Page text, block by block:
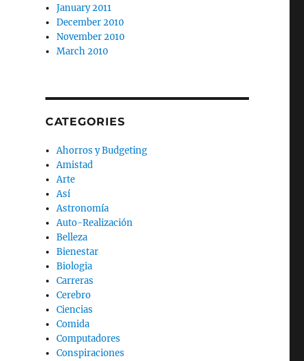
January 2011
December 2010
November 2010
March 2010
CATEGORIES
Ahorros y Budgeting
Amistad
Arte
Así
Astronomía
Auto-Realización
Belleza
Bienestar
Biologia
Carreras
Cerebro
Ciencias
Comida
Computadores
Conspiraciones